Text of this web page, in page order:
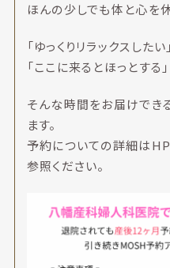
ほんの少しでも体と心を
「ゆっくりリラックスしたい」
「ここに来るとほっとする」
そんな時間をお届けでき
ます。
予約についての詳細は
参照ください。